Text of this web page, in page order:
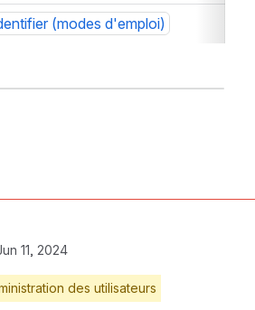
(modes d'emploi)
11, 2024
des utilisateurs